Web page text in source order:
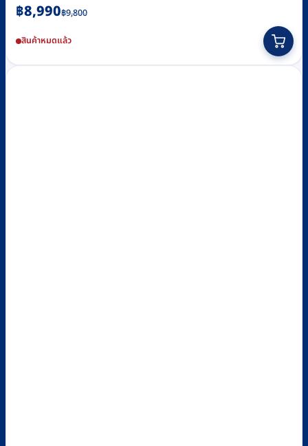
฿9,800
Original
was:
฿9,800.
฿8,990
Current
is:
฿8,990.
สินค้าหมดแล้ว